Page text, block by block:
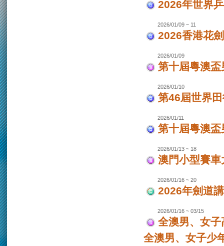
2026年世界
2026/01/09 ~ 11
2026香港花
2026/01/09
第十屆粵澳
2026/01/10
第46屆世界
2026/01/11
第十屆粵澳
2026/01/13 ~ 18
澳門小型賽
2026/01/16 ~ 20
2026年劍道
2026/01/16 ~ 03/15
全澳男、女
全澳男、女子少